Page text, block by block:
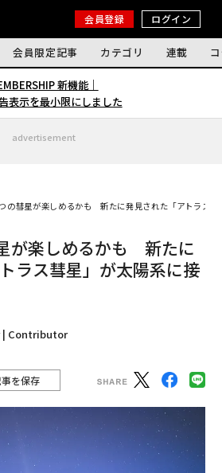
会員登録 ログイン
会員限定記事 カテゴリ 連載
新機能｜
表示を最小限にしました
advertisement
の彗星が楽しめるかも 新たに発見された「アトラス彗
が楽しめるかも 新たに
ラス彗星」が太陽系に接
Contributor
を保存